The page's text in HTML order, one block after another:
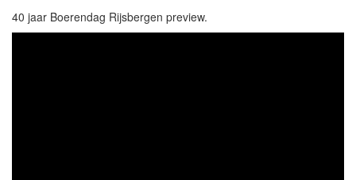
40 jaar Boerendag Rijsbergen preview.